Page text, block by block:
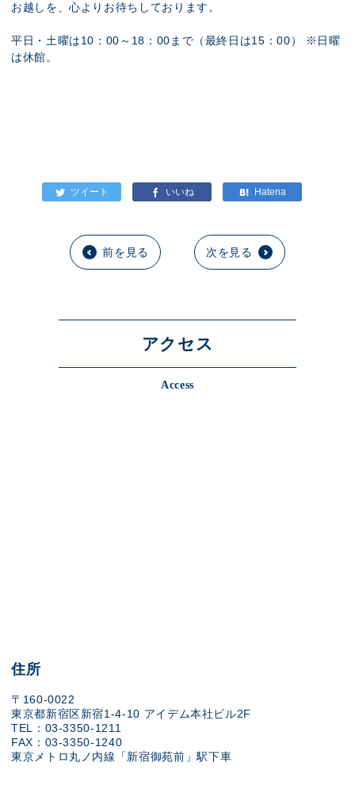
お越しを、心よりお待ちしております。
平日・土曜は10：00～18：00まで（最終日は15：00） ※日曜
は休館。
前を見る 次を見る
アクセス
Access
住所
〒160-0022
東京都新宿区新宿1-4-10 アイデム本社ビル2F
TEL：03-3350-1211
FAX：03-3350-1240
東京メトロ丸ノ内線「新宿御苑前」駅下車